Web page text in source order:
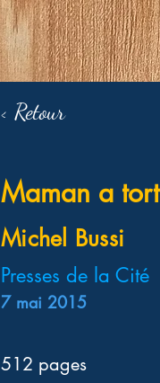
Maman a tort
Michel Bussi
Presses de la Cité
7 mai 2015
512 pages
< Retour